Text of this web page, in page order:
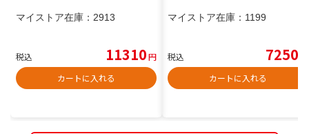
マイストア在庫： 2913
税込 11310円
カートに入れる
マイストア在庫： 1199
税込 7250
カートに入れる